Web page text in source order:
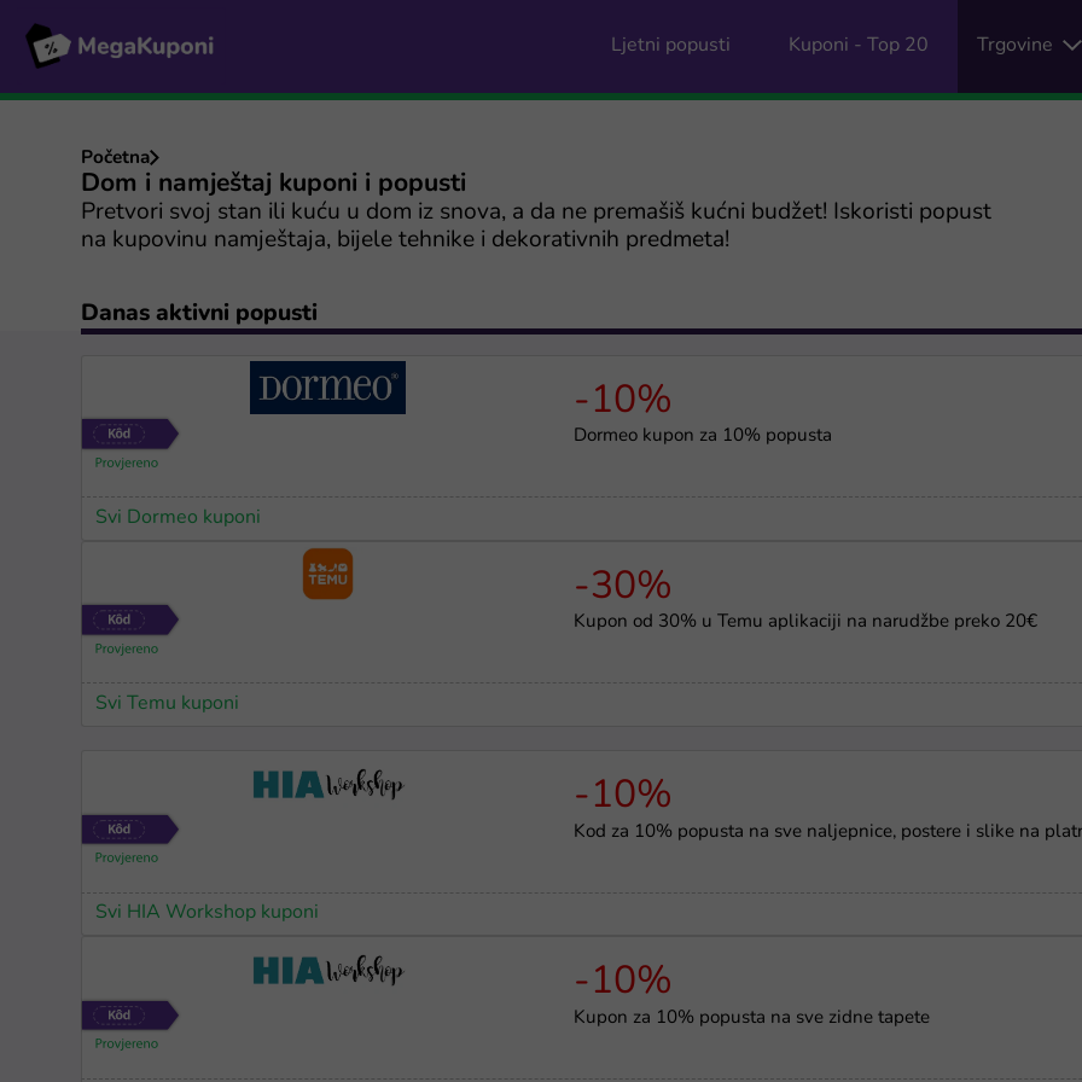
Ljetni popusti Kuponi - Top 20 Trgovine
Početna
Dom i namještaj kuponi i popusti
Pretvori svoj stan ili kuću u dom iz snova, a da ne premašiš kućni budžet! Iskoristi popust
na kupovinu namještaja, bijele tehnike i dekorativnih predmeta!
Danas aktivni popusti
-10%
Dormeo kupon za 10% popusta
Svi Dormeo kuponi
-30%
Kupon od 30% u Temu aplikaciji na narudžbe preko 20€
Svi Temu kuponi
-10%
Kod za 10% popusta na sve naljepnice, postere i slike na
Svi HIA Workshop kuponi
-10%
Kupon za 10% popusta na sve zidne tapete